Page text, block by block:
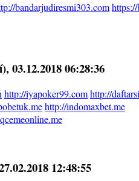
bandarjudiresmi303.com
, 03.12.2018 06:28:36
http://iyapoker99.comhttp://
http://indomaxbet.me
12:48:55